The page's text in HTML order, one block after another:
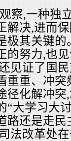
察,一种独
解决,进而
极其关键的
的努力,也
见证了国
重重、冲
径化解冲
“大学习大
路还是走
法改革处